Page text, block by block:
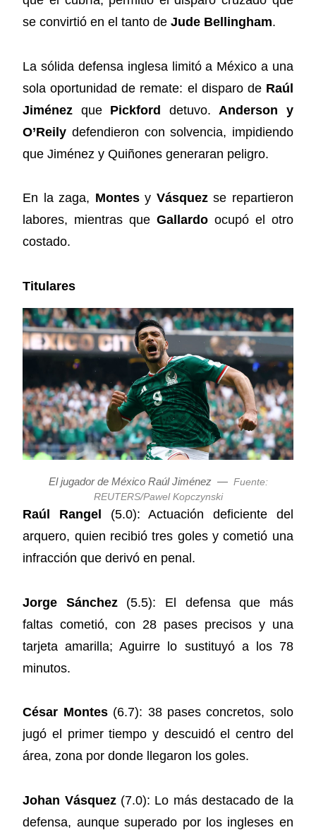
se convirtió en el tanto deJude Bellingham.
La sólida defensa inglesa limitó a México a una
sola oportunidad de remate: el disparo de Raúl
Jiménez que Pickford detuvo. Anderson y
O’Reily defendieron con solvencia, impidiendo
que Jiménez y Quiñones generaran peligro.
En la zaga, Montesy Vásquezse repartieron
labores, mientras que Gallardo ocupó el otro
costado.
Titulares
El jugador de México Raúl Jiménez — Fuente:
REUTERS/Pawel Kopczynski
Raúl Rangel
(5.0): Actuación deficiente del
arquero, quien recibió tres goles y cometió una
infracción que derivó en penal.
Jorge Sánchez(5.5): El defensa que más
faltas cometió, con 28 pases precisos y una
tarjeta amarilla; Aguirre lo sustituyó a los 78
minutos.
César Montes(6.7): 38 pases concretos, solo
jugó el primer tiempo y descuidó el centro del
área, zona por donde llegaron los goles.
Johan Vásquez(7.0): Lo más destacado de la
defensa, aunque superado por los ingleses en